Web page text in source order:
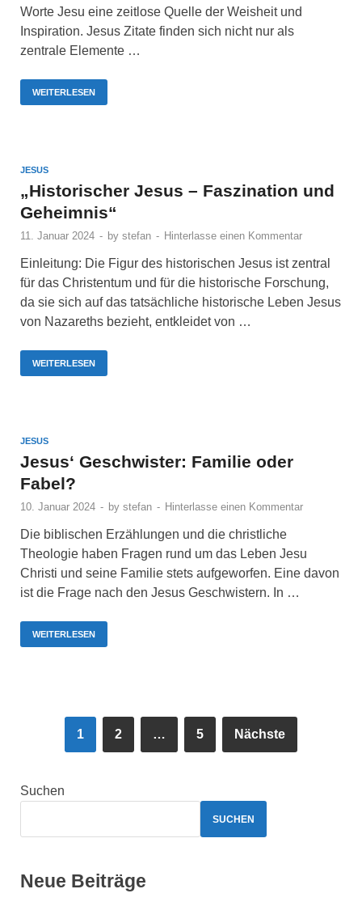
Worte Jesu eine zeitlose Quelle der Weisheit und
Inspiration. Jesus Zitate finden sich nicht nur als
zentrale Elemente …
WEITERLESEN
JESUS
„Historischer Jesus – Faszination und
Geheimnis“
11. Januar 2024 - by stefan - Hinterlasse einen Kommentar
Einleitung: Die Figur des historischen Jesus ist zentral
für das Christentum und für die historische Forschung,
da sie sich auf das tatsächliche historische Leben Jesus
von Nazareths bezieht, entkleidet von …
WEITERLESEN
JESUS
Jesus‘ Geschwister: Familie oder
Fabel?
10. Januar 2024 - by stefan - Hinterlasse einen Kommentar
Die biblischen Erzählungen und die christliche
Theologie haben Fragen rund um das Leben Jesu
Christi und seine Familie stets aufgeworfen. Eine davon
ist die Frage nach den Jesus Geschwistern. In …
WEITERLESEN
1 2 … 5 Nächste
Suchen
SUCHEN
Neue Beiträge